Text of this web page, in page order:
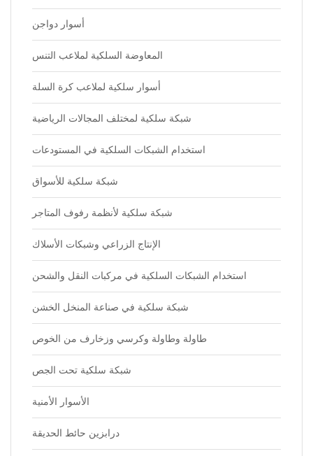
أسوار دواجن
المعاوضة السلكية لملاعب التنس
أسوار سلكية لملاعب كرة السلة
شبكة سلكية لمختلف المجالات الرياضية
استخدام الشبكات السلكية في المستودعات
شبكة سلكية للأسواق
شبكة سلكية لأنظمة رفوف المتاجر
الإنتاج الزراعي وشبكات الأسلاك
استخدام الشبكات السلكية في مركبات النقل والشحن
شبكة سلكية في صناعة المنخل الخشن
طاولة وطاولة وكرسي وزخارف من الخوص
شبكة سلكية تحت الجص
الأسوار الأمنية